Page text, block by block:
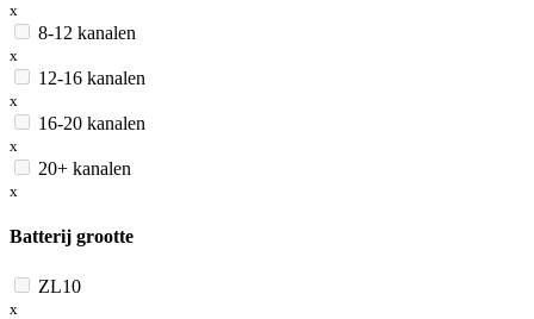
x
8-12 kanalen
x
12-16 kanalen
x
16-20 kanalen
x
20+ kanalen
x
Batterij grootte
ZL10
x